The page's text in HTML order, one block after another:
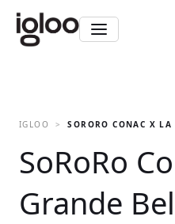
IGLOO SORORO CONAC X
SoRoRo
Grande